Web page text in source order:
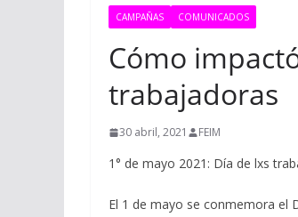
CAMPAÑAS COMUNICADOS
Cómo
trabajadoras
30 abril, 2021 FEIM
1° de mayo 2021: Día de lxs
El 1 de mayo se conmemora el